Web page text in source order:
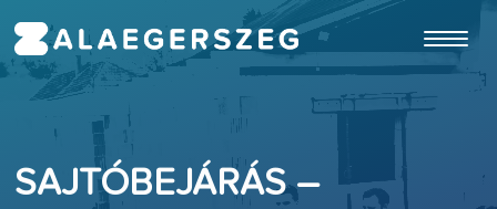
ugrás a fő tartalomhoz
SAJTÓBEJÁRÁS –